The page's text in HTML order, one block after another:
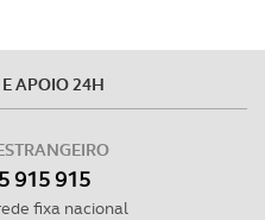
APOIO 24H
915 915
fixa nacional